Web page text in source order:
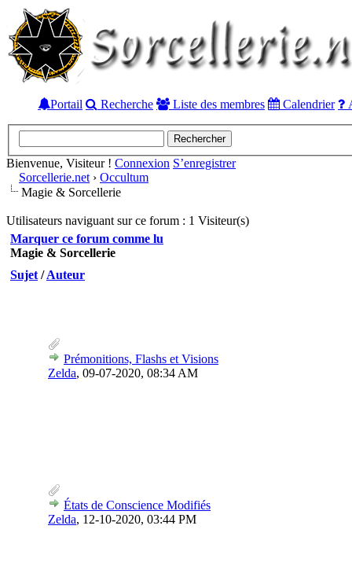
Portail Recherche Liste des membres Calendrier
Bienvenue, Visiteur ! Connexion S’enregistrer
Sorcellerie.net › Occultum
Magie & Sorcellerie
Utilisateurs naviguant sur ce forum : 1 Visiteur(s)
Marquer ce forum comme lu
Magie & Sorcellerie
Sujet /Auteur
Prémonitions, Flashs et Visions
Zelda, 09-07-2020, 08:34 AM
États de Conscience Modifiés
Zelda, 12-10-2020, 03:44 PM